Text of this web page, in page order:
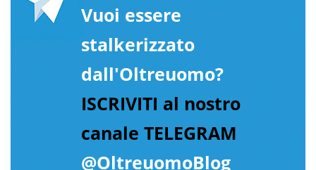
Vuoi essere
stalkerizzato
dall'Oltreuomo?
ISCRIVITI al nostro
canale TELEGRAM
@OltreuomoBlog